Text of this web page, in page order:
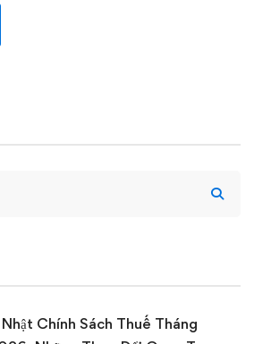
Chính Sách Thuế Tháng